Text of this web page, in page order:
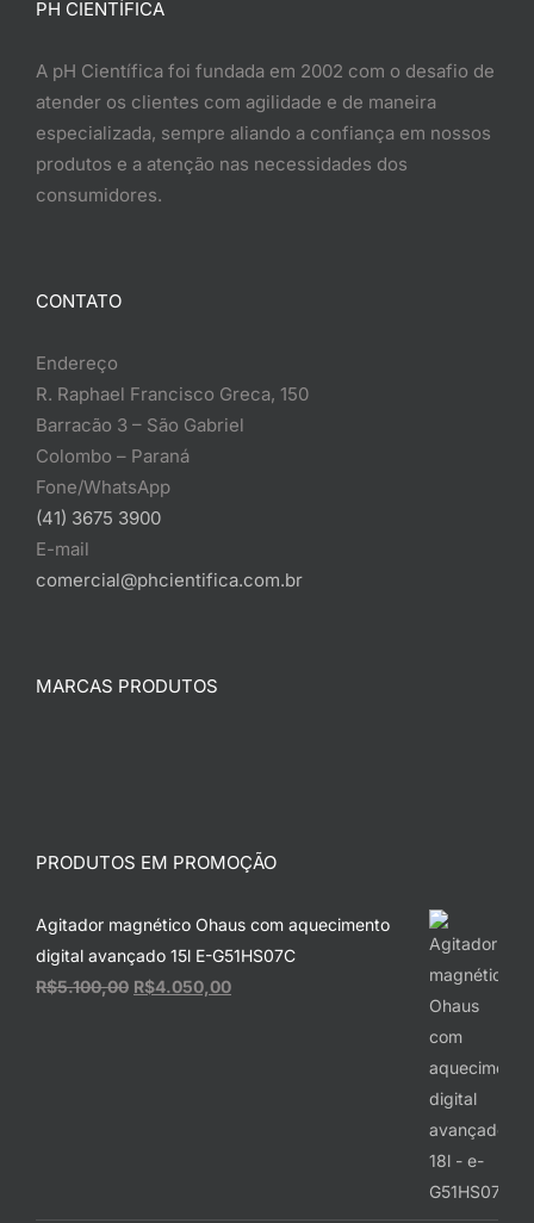
PH CIENTÍFICA
A pH Científica foi fundada em 2002 com o desafio de
atender os clientes com agilidade e de maneira
especializada, sempre aliando a confiança em nossos
produtos e a atenção nas necessidades dos
consumidores.
CONTATO
Endereço
R. Raphael Francisco Greca, 150
Barracão 3 – São Gabriel
Colombo – Paraná
Fone/WhatsApp
(41) 3675 3900
E-mail
comercial@phcientifica.com.br
MARCAS PRODUTOS
PRODUTOS EM PROMOÇÃO
Agitador magnético Ohaus com aquecimento
digital avançado 15l E-G51HS07C
R$5.100,00 O
R$4.050,00O